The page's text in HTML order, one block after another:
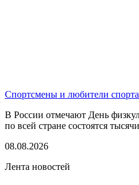
Спортсмены и любители
В России отмечают День
по всей стране состоятся
08.08.2026
Лента новостей